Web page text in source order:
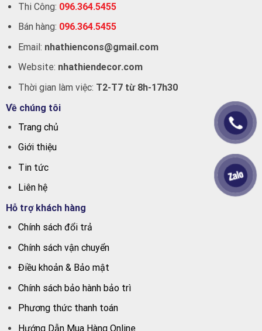
Thi Công: 096.364.5455
Bán hàng: 096.364.5455
Email: nhathiencons@gmail.com
Website: nhathiendecor.com
Thời gian làm việc: T2-T7 từ 8h-17h30
Về chúng tôi
Trang chủ
Giới thiệu
Tin tức
Liên hệ
Hỗ trợ khách hàng
Chính sách đổi trả
Chính sách vận chuyển
Điều khoản & Bảo mật
Chính sách bảo hành bảo trì
Phương thức thanh toán
Hướng Dẫn Mua Hàng Online